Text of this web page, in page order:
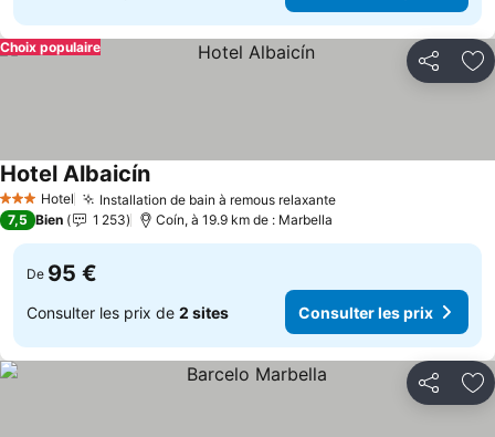
Partager
Choix populaire
3 ÉtoilesHotel Installation de bain à remous relaxanteConsulter les prix
Hotel AlbaicínConsulter les prix
7,5 Bien 1 253 Coín, à 19.9 km de : Marbella
De 95 €
Consulter les prix de 2 sites Consulter les prix
Partager